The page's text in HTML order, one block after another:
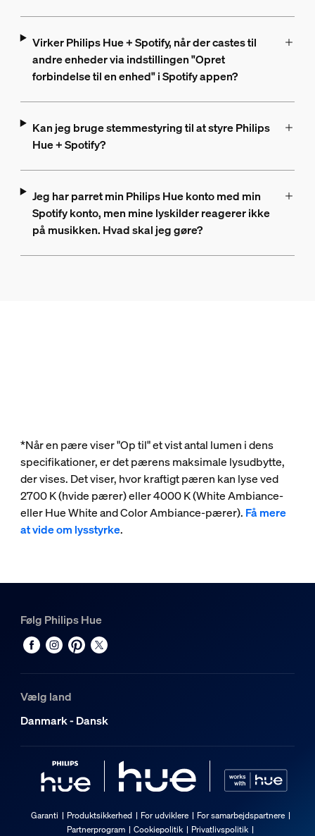
Virker Philips Hue + Spotify, når der castes til
andre enheder via indstillingen "Opret
forbindelse til en enhed" i Spotify appen?
Kan jeg bruge stemmestyring til at styre Philips
Hue + Spotify?
Jeg har parret min Philips Hue konto med min
Spotify konto, men mine lyskilder reagerer ikke
på musikken. Hvad skal jeg gøre?
*Når en pære viser "Op til" et vist antal lumen i dens
specifikationer, er det pærens maksimale lysudbytte,
der vises. Det viser, hvor kraftigt pæren kan lyse ved
2700 K (hvide pærer) eller 4000 K (White Ambiance-
eller Hue White and Color Ambiance-pærer). Få mere
at vide om lysstyrke.
Følg Philips Hue
Vælg land
Danmark - Dansk
Garanti Produktsikkerhed For udviklere
For samarbejdspartnere
Partnerprogram
Cookiepolitik Privatlivspolitik